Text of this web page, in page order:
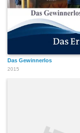
Das Gewinnerlos
2015